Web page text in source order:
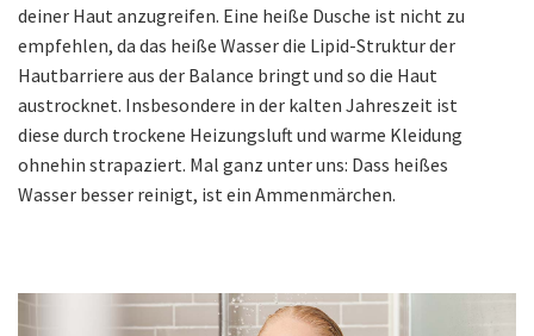
deiner Haut anzugreifen. Eine heiße Dusche ist nicht zu
empfehlen, da das heiße Wasser die Lipid-Struktur der
Hautbarriere aus der Balance bringt und so die Haut
austrocknet. Insbesondere in der kalten Jahreszeit ist
diese durch trockene Heizungsluft und warme Kleidung
ohnehin strapaziert. Mal ganz unter uns: Dass heißes
Wasser besser reinigt, ist ein Ammenmärchen.